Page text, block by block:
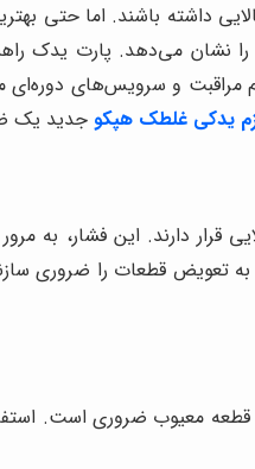
داشته باشند. اما حتی
می‌دهد. پارت یدک
مراقبت و سرویس‌های
یدکی غلطک هپکوجدید یک
دارند. این فشار، به
تعویض قطعات را ضروری
معیوب ضروری است.